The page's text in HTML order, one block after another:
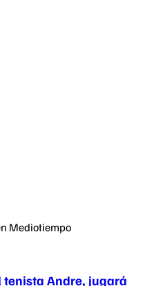
Mediotiempo
tenista Andre, jugará